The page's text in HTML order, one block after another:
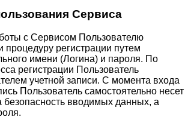
Сервиса
с Сервисом Пользователю
процедуру регистрации путем
имени (Логина) и пароля. По
регистрации Пользователь
учетной записи. С момента входа
Пользователь самостоятельно несет
безопасность вводимых данных, а